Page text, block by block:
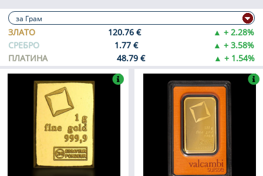
ЗЛАТО 120.76 €
▲ + 2.28%
СРЕБРО
1.77 €
▲ + 3.58%
ПЛАТИНА
48.79 € ▲ + 1.54%